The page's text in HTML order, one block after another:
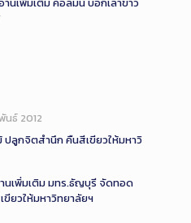
านเพิ่มเติมคอลัมน์ บอกเล่าข่าว
นธ์ 2012
ลูกจิตสำนึก คืนสีเขียวให้มหาวิ
นเพิ่มเติมมทร.ธัญบุรี จัดทอด
ยวให้มหาวิทยาลัยฯ